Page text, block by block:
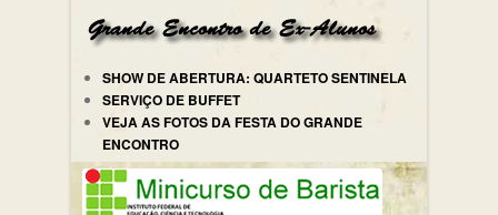
SHOW DE ABERTURA: QUARTETO SENTINELA
SERVIÇO DE BUFFET
VEJA AS FOTOS DA FESTA DO GRANDE
ENCONTRO